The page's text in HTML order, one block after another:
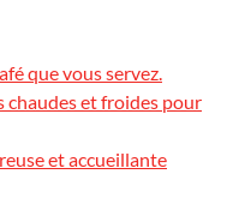
que vous servez.
chaudes et froides pour
et accueillante